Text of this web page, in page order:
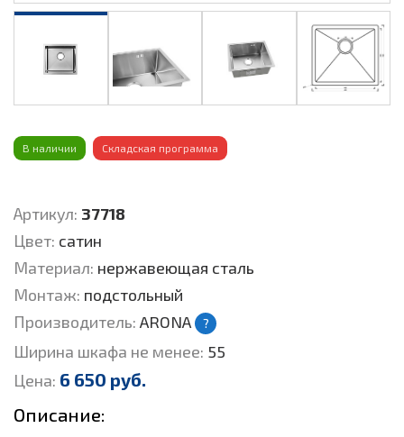
В наличии Складская программа
Артикул: 37718
Цвет: cатин
Материал: нержавеющая сталь
Монтаж: подстольный
Производитель: ARONA ?
Ширина шкафа не менее: 55
Цена: 6 650 руб.
Описание: